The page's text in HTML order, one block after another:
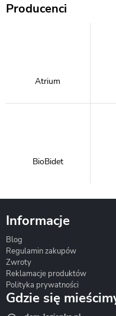
Producenci
Atrium
BioBidet
Informacje
Blog
Regulamin zakupów
Zwroty
Reklamacje produktów
Polityka prywatności
Gdzie się